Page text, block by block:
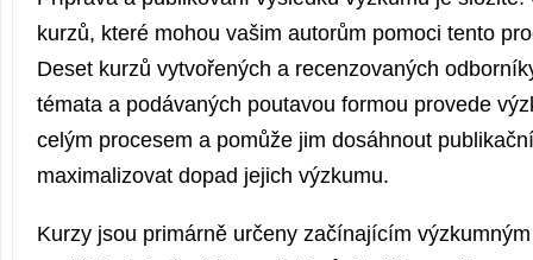
kurzů, které mohou vašim autorům pomoci tento
Deset kurzů vytvořených a recenzovaných
témata a podávaných poutavou formou provede
celým procesem a pomůže jim dosáhnout
maximalizovat dopad jejich výzkumu.
Kurzy jsou primárně určeny začínajícím